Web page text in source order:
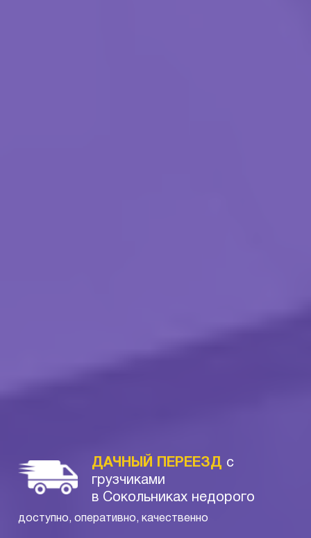
ДАЧНЫЙ ПЕРЕЕЗД с
грузчиками
в Сокольниках недорого
доступно, оперативно, качественно